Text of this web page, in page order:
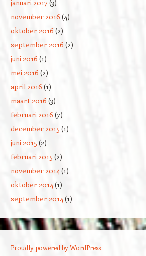
januari 2017(3)
november 2016 (4)
oktober 2016 (2)
september 2016 (2)
juni 2016 (1)
mei 2016 (2)
april 2016 (1)
maart 2016 (3)
februari 2016 (7)
december 2015 (1)
juni 2015 (2)
februari 2015 (2)
november 2014(1)
oktober 2014(1)
september 2014(1)
Proudly powered by WordPress